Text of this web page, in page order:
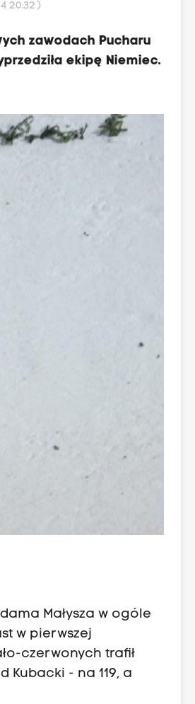
20:32 )
zawodach Pucharu
ekipę Niemiec.
Małysza w ogóle
w pierwszej
czerwonych trafił
Kubacki - na 119, a